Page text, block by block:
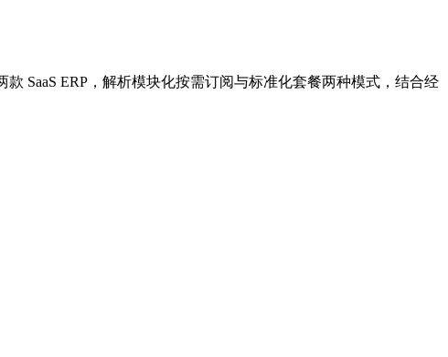
SaaS ERP，解析模块化按需订阅与标准化套餐两种模式，结合经